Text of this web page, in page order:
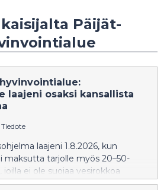
Päijät-
laajeni osaksi kansallista
Tiedote
laajeni 1.8.2026, kun
maksutta tarjolle myös 20–50-
ei ole suojaa vesirokkoa
hyvinvointialue aloittaa uuden